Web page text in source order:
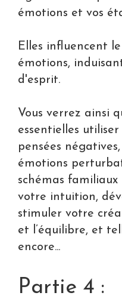
émotions et vos
Elles influencent
émotions,
d'esprit.
Vous verrez ainsi
essentielles
pensées
émotions
schémas
votre intuition,
stimuler votre
et l’équilibre, et
encore...
Partie 4 :